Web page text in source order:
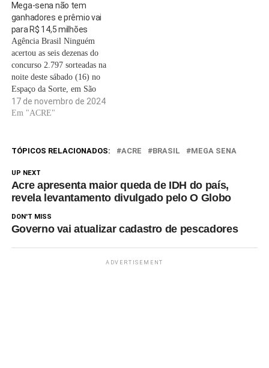
estimado em R$ 200 milhões.
Este foi o 11º sorteio
consecutivo sem ganhadores
do prêmio principal. …
Mega-sena não tem
ganhadores e prêmio vai
para R$ 14,5 milhões
Agência Brasil Ninguém
acertou as seis dezenas do
concurso 2.797 sorteadas na
noite deste sábado (16) no
Espaço da Sorte, em São
Paulo. O prêmio da faixa
principal acumulou e está
01 - 03 - 15 - 25 - 45 - 52.…
17 de novembro de 2024
Em "ACRE"
TÓPICOS RELACIONADOS: ACRE BRASIL MEGA SENA
UP NEXT
Acre apresenta maior queda de IDH do país,
revela levantamento divulgado pelo O Globo
DON'T MISS
Governo vai atualizar cadastro de pescadores
ADVERTISEMENT